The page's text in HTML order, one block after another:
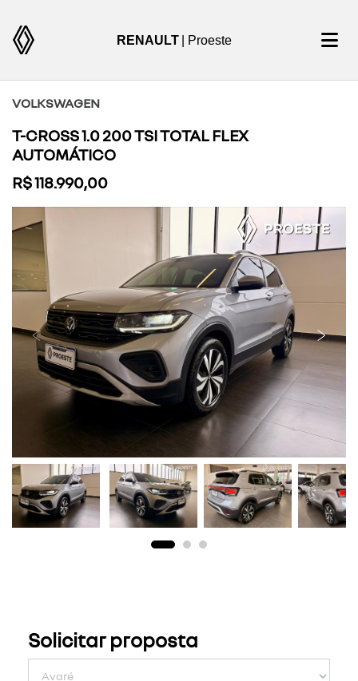
RENAULT | Proeste
VOLKSWAGEN
T-CROSS 1.0 200 TSI TOTAL FLEX
AUTOMÁTICO
R$ 118.990,00
Previous Next
Solicitar proposta